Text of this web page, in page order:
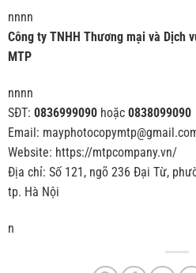
nnnn
Công ty TNHH Thương mại và Dịch
MTP
nnnn
SĐT: 0836999090hoặc 0838099090
Email:
Website: https://mtpcompany.vn/
Địa chỉ: Số 121, ngõ 236 Đại Từ,
tp. Hà Nội
n